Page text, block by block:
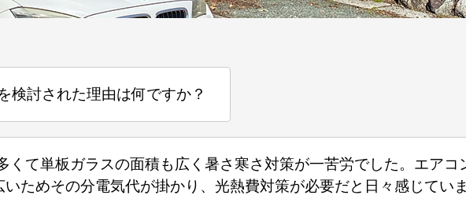
検討された理由は何ですか？
くて単板ガラスの面積も広く暑さ寒さ対策が一苦労でした。エアコ
ためその分電気代が掛かり、光熱費対策が必要だと日々感じてい